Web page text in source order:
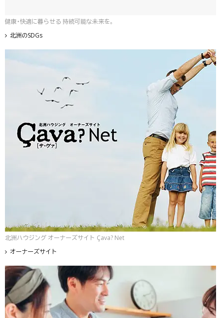
健康・快適に暮らせる 持続可能な未来を。
北洲のSDGs
北洲ハウジング オーナーズサイト Çava? Net
オーナーズサイト